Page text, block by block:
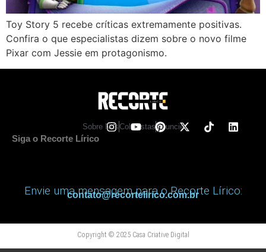
Toy Story 5 recebe críticas extremamente positivas.
Confira o que especialistas dizem sobre o novo filme
Pixar com Jessie em protagonismo.
Sobre NosColunistasAnuncie
Siga o Recorte Lírico
Envie uma mensagem para o Recorte Lírico:
contato@recortelirico.com.br
Copyright © 2025 Casa Criative Digital